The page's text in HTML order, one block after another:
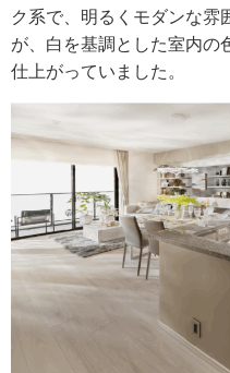
ク系で、明るくモダンな雰
が、白を基調とした室内の
仕上がっていました。